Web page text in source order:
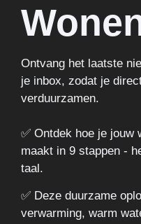
Ontvang het laatste
je inbox, zodat je
verduurzamen.
✅ Ontdek hoe je jouw
maakt in 9 stappen -
taal.
✅ Deze duurzame
verwarming, warm